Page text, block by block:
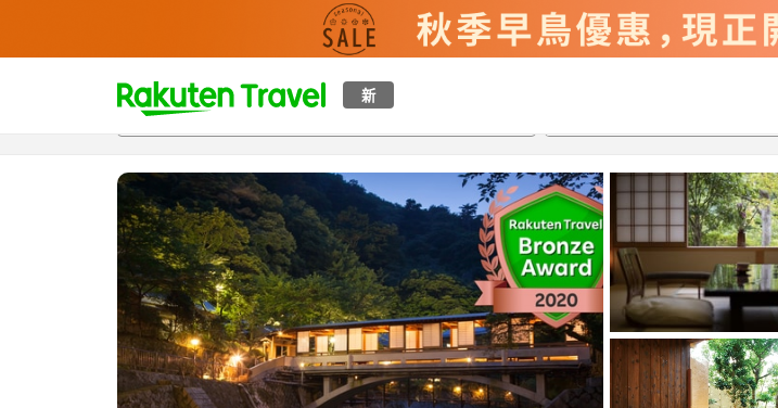
新
t
p
a
e
_
a
r
c
h
概覽房間及住宿方案 評價特色設施